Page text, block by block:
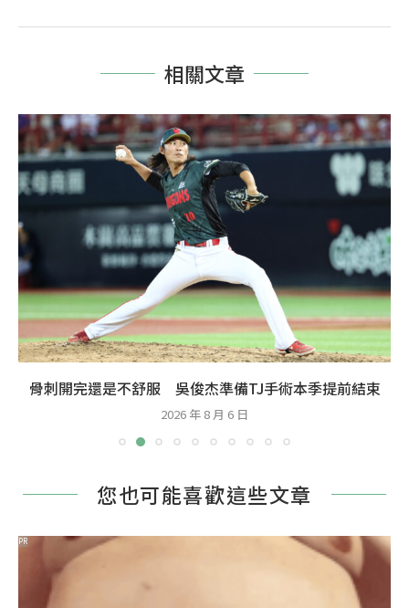
相關文章
骨刺開完還是不舒服 吳俊杰準備TJ手術本季提前結束
2026 年 8 月 6 日
您也可能喜歡這些文章
PR